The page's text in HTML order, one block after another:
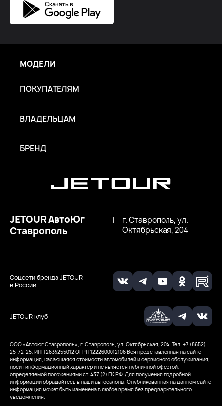
JETOUR клуб
Соцсети бренда JETOUR
в России
JETOUR АвтоЮг
Ставрополь
|
г. Ставрополь, ул.
Октябрьская, 204
МОДЕЛИ
ПОКУПАТЕЛЯМ
ВЛАДЕЛЬЦАМ
БРЕНД
ООО «Автоюг Ставрополь», г. Ставрополь, ул. Октябрьская, 204. Тел. +7 (8652)
25-72-25, ИНН 2635255012ОГРН 1222600012106Вся представленная на сайте
информация, касающаяся стоимости автомобилей и сервисного обслуживания,
носит информационный характер и не является публичной офертой,
определяемой положениями ст. 437 (2) ГК РФ. Для получения подробной
информации обращайтесь в наши автосалоны. Опубликованная на данном сайте
информация может быть изменена в любое время без предварительного
уведомления.